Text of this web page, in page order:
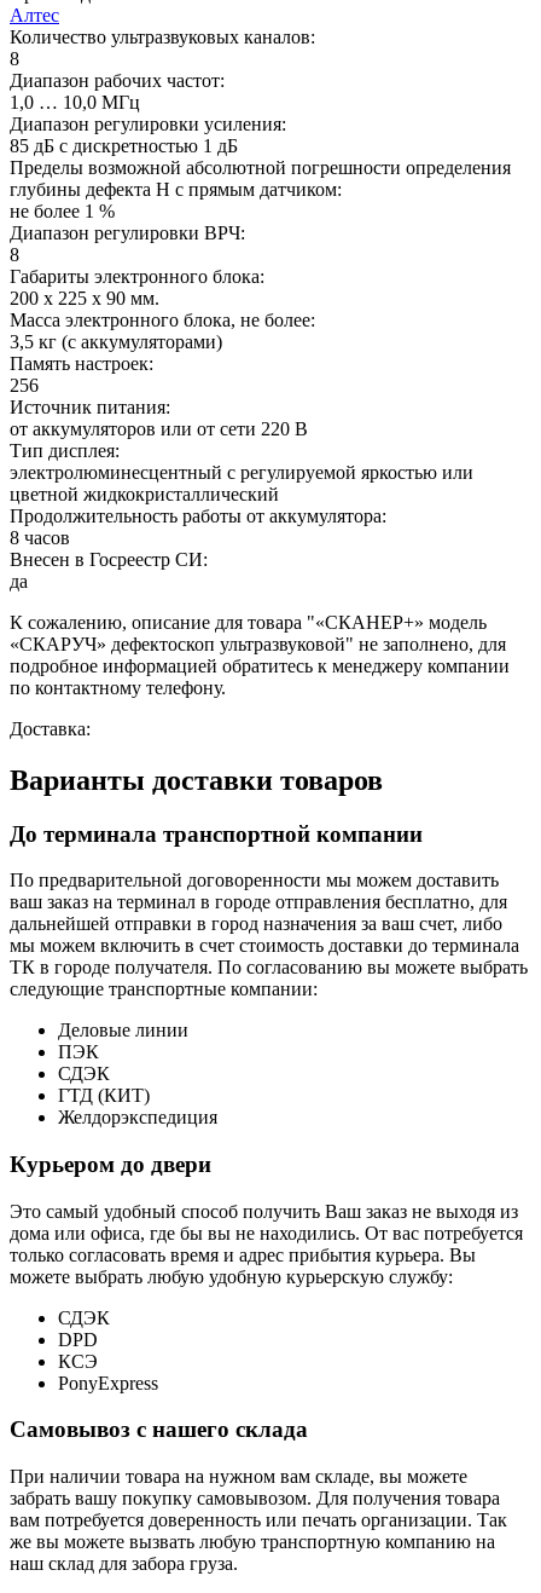
Алтес
Количество ультразвуковых каналов:
8
Диапазон рабочих частот:
1,0 … 10,0 МГц
Диапазон регулировки усиления:
85 дБ с дискретностью 1 дБ
Пределы возможной абсолютной погрешности определения
глубины дефекта H с прямым датчиком:
не более 1 %
Диапазон регулировки ВРЧ:
8
Габариты электронного блока:
200 x 225 x 90 мм.
Масса электронного блока, не более:
3,5 кг (с аккумуляторами)
Память настроек:
256
Источник питания:
от аккумуляторов или от сети 220 В
Тип дисплея:
электролюминесцентный с регулируемой яркостью или
цветной жидкокристаллический
Продолжительность работы от аккумулятора:
8 часов
Внесен в Госреестр СИ:
да
К сожалению, описание для товара "«СКАНЕР+» модель
«СКАРУЧ» дефектоскоп ультразвуковой" не заполнено, для
подробное информацией обратитесь к менеджеру компании
по контактному телефону.
Доставка:
Варианты доставки товаров
До терминала транспортной компании
По предварительной договоренности мы можем доставить
ваш заказ на терминал в городе отправления бесплатно, для
дальнейшей отправки в город назначения за ваш счет, либо
мы можем включить в счет стоимость доставки до терминала
ТК в городе получателя. По согласованию вы можете выбрать
следующие транспортные компании:
Деловые линии
ПЭК
СДЭК
ГТД (КИТ)
Желдорэкспедиция
Курьером до двери
Это самый удобный способ получить Ваш заказ не выходя из
дома или офиса, где бы вы не находились. От вас потребуется
только согласовать время и адрес прибытия курьера. Вы
можете выбрать любую удобную курьерскую службу:
СДЭК
DPD
КСЭ
PonyExpress
Самовывоз с нашего склада
При наличии товара на нужном вам складе, вы можете
забрать вашу покупку самовывозом. Для получения товара
вам потребуется доверенность или печать организации. Так
же вы можете вызвать любую транспортную компанию на
наш склад для забора груза.